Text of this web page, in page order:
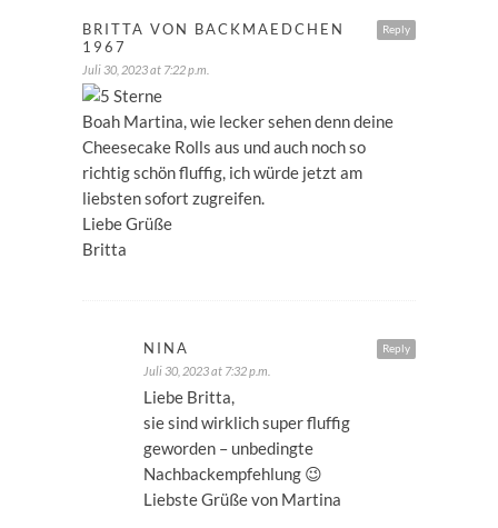
Reply
BRITTA VON BACKMAEDCHEN
1967
Juli 30, 2023 at 7:22 p.m.
Boah Martina, wie lecker sehen denn deine
Cheesecake Rolls aus und auch noch so
richtig schön fluffig, ich würde jetzt am
liebsten sofort zugreifen.
Liebe Grüße
Britta
Reply
NINA
Juli 30, 2023 at 7:32 p.m.
Liebe Britta,
sie sind wirklich super fluffig
geworden – unbedingte
Nachbackempfehlung 😉
Liebste Grüße von Martina